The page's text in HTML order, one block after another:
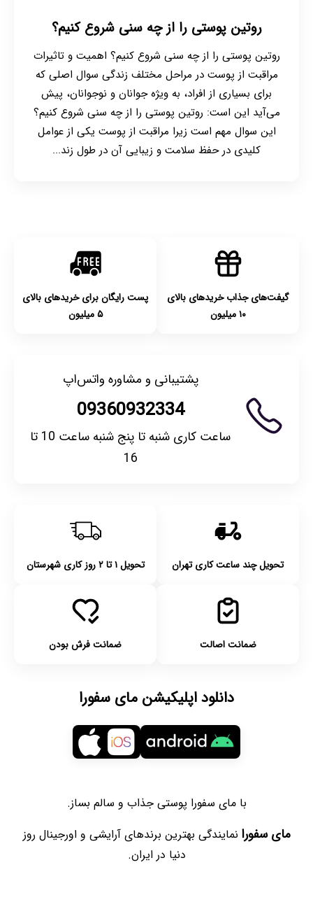
روتین پوستی را از چه سنی شروع کنیم؟
روتین پوستی را از چه سنی شروع کنیم؟ اهمیت و تاثیرات
مراقبت از پوست در مراحل مختلف زندگی سوال اصلی که
برای بسیاری از افراد، به ویژه جوانان و نوجوانان، پیش
می‌آید این است: روتین پوستی را از چه سنی شروع کنیم؟
این سوال مهم است زیرا مراقبت از پوست یکی از عوامل
کلیدی در حفظ سلامت و زیبایی آن در طول زند...
گیفت‌های جذاب خریدهای بالای
۱۰ میلیون
پست رایگان برای خریدهای بالای
۵ میلیون
پشتیبانی و مشاوره واتس‌اپ
09360932334
ساعت کاری شنبه تا پنج شنبه ساعت 10 تا
16
تحویل چند ساعت کاری تهران تحویل ۱ تا ۲ روز کاری شهرستان
ضمانت اصالت ضمانت فرش بودن
دانلود اپلیکیشن مای سفورا
با مای سفورا پوستی جذاب و سالم بساز.
مای سفورا نمایندگی بهترین برندهای آرایشی و اورجینال روز
دنیا در ایران.